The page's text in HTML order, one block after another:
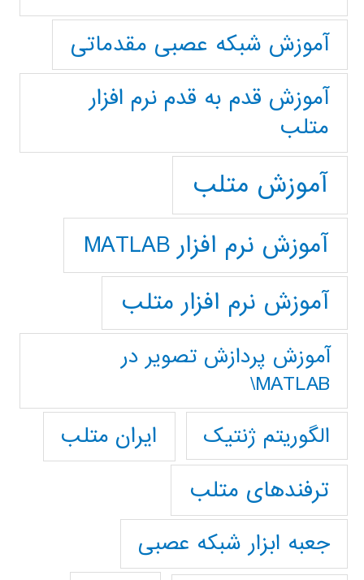
آموزش شبکه عصبی مقدماتی
آموزش قدم به قدم نرم افزار
متلب
آموزش متلب
آموزش نرم افزار MATLAB
آموزش نرم افزار متلب
آموزش پردازش تصوير در
MATLAB\
الگوریتم ژنتیک
ایران متلب
ترفندهای متلب
جعبه ابزار شبکه عصبی